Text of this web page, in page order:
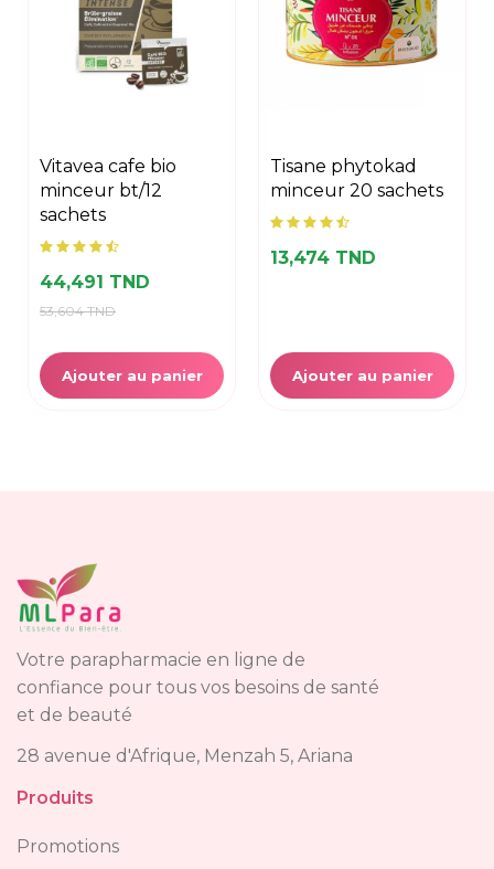
vitavea cafe bio
minceur bt/12
sachets
44,491 TND
53,604 TND
Ajouter au panier
tisane phytokad
minceur 20 sachets
13,474 TND
Ajouter au panier
Votre parapharmacie en ligne de
confiance pour tous vos besoins de santé
et de beauté
28 avenue d'Afrique, Menzah 5, Ariana
Produits
Promotions